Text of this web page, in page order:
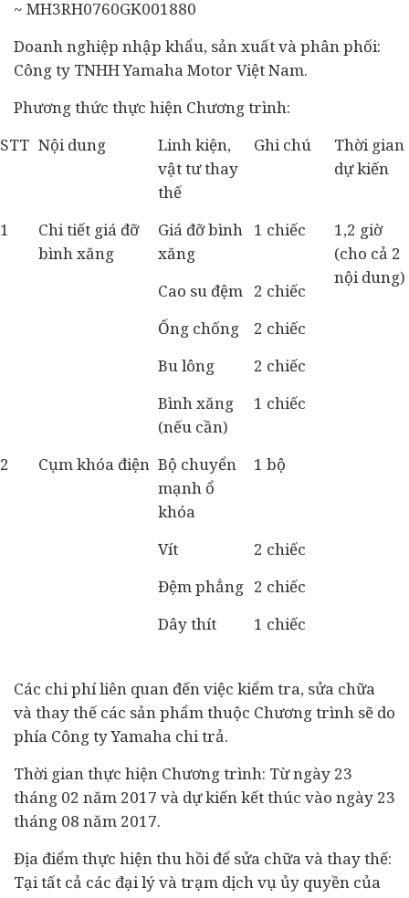
~ MH3RH0760GK001880
Doanh nghiệp nhập khẩu, sản xuất và phân phối:
Công ty TNHH Yamaha Motor Việt Nam.
Phương thức thực hiện Chương trình:
STT Nội dung
Linh kiện,
vật tư thay
thế
Ghi chú
Thời gian
dự kiến
1
Chi tiết giá đỡ
bình xăng
Giá đỡ bình
xăng
1 chiếc
1,2 giờ
(cho cả 2
nội dung)
Cao su đệm 2 chiếc
Ống chống
2 chiếc
Bu lông
2 chiếc
Bình xăng
(nếu cần)
1 chiếc
2 Cụm khóa điện Bộ chuyển
mạnh ổ
khóa
1 bộ
Vít
2 chiếc
Đệm phẳng 2 chiếc
Dây thít
1 chiếc
Các chi phí liên quan đến việc kiểm tra, sửa chữa
và thay thế các sản phẩm thuộc Chương trình sẽ do
phía Công ty Yamaha chi trả.
Thời gian thực hiện Chương trình: Từ ngày 23
tháng 02 năm 2017 và dự kiến kết thúc vào ngày 23
tháng 08 năm 2017.
Địa điểm thực hiện thu hồi để sửa chữa và thay thế:
Tại tất cả các đại lý và trạm dịch vụ ủy quyền của